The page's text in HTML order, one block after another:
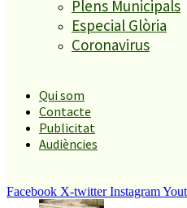
Plens Municipals
Especial Glòria
Coronavirus
Qui som
Contacte
Publicitat
Audiències
Facebook X-twitter Instagram
Tanquen un local de
Enxampat l’autor de les